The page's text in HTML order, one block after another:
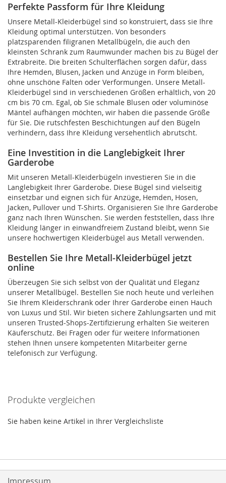
Perfekte Passform für Ihre Kleidung
Unsere Metall-Kleiderbügel sind so konstruiert, dass sie Ihre
Kleidung optimal unterstützen. Von besonders
platzsparenden filigranen Metallbügeln, die auch den
kleinsten Schrank zum Raumwunder machen bis zu Bügel der
Extrabreite. Die breiten Schulterflächen sorgen dafür, dass
Ihre Hemden, Blusen, Jacken und Anzüge in Form bleiben,
ohne unschöne Falten oder Verformungen. Unsere Metall-
Kleiderbügel sind in verschiedenen Größen erhältlich, von 20
cm bis 70 cm. Egal, ob Sie schmale Blusen oder voluminöse
Mäntel aufhängen möchten, wir haben die passende Größe
für Sie. Die rutschfesten Beschichtungen auf den Bügeln
verhindern, dass Ihre Kleidung versehentlich abrutscht.
Eine Investition in die Langlebigkeit Ihrer
Garderobe
Mit unseren Metall-Kleiderbügeln investieren Sie in die
Langlebigkeit Ihrer Garderobe. Diese Bügel sind vielseitig
einsetzbar und eignen sich für Anzüge, Hemden, Hosen,
Jacken, Pullover und T-Shirts. Organisieren Sie Ihre Garderobe
ganz nach Ihren Wünschen. Sie werden feststellen, dass Ihre
Kleidung länger in einwandfreiem Zustand bleibt, wenn Sie
unsere hochwertigen Kleiderbügel aus Metall verwenden.
Bestellen Sie Ihre Metall-Kleiderbügel jetzt
online
Überzeugen Sie sich selbst von der Qualität und Eleganz
unserer Metallbügel. Bestellen Sie noch heute und verleihen
Sie Ihrem Kleiderschrank oder Ihrer Garderobe einen Hauch
von Luxus und Stil. Wir bieten sichere Zahlungsarten und mit
unseren Trusted-Shops-Zertifizierung erhalten Sie weiteren
Käuferschutz. Bei Fragen oder für weitere Informationen
stehen Ihnen unsere kompetenten Mitarbeiter gerne
telefonisch zur Verfügung.
Produkte vergleichen
Sie haben keine Artikel in Ihrer Vergleichsliste